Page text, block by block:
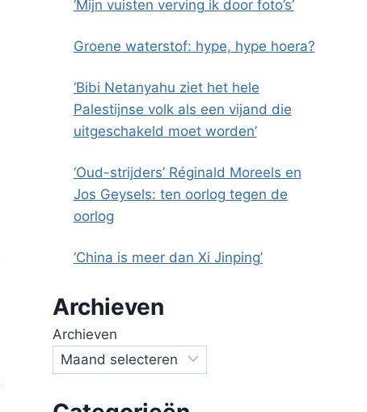
‘Mijn vuisten verving ik door foto’s’
Groene waterstof: hype, hype hoera?
‘Bibi Netanyahu ziet het hele
Palestijnse volk als een vijand die
uitgeschakeld moet worden’
‘Oud-strijders’ Réginald Moreels en
Jos Geysels: ten oorlog tegen de
oorlog
‘China is meer dan Xi Jinping’
Archieven
Archieven